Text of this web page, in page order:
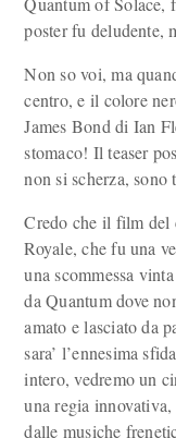
poster fu deludente,
Non so voi, ma
centro, e il colore
James Bond di Ian
stomaco! Il teaser
non si scherza,
Credo che il film del
Royale, che fu una
una scommessa
da Quantum dove
amato e lasciato da
sara’ l’ennesima
intero, vedremo un
una regia
dalle musiche